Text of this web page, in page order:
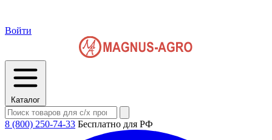
Войти
Каталог
8 (800) 250-74-33 Бесплатно для РФ